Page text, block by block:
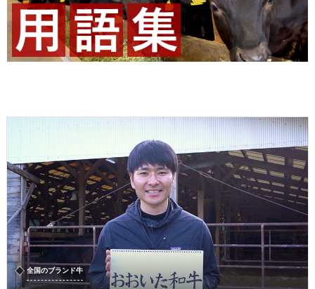
全国のブランド牛